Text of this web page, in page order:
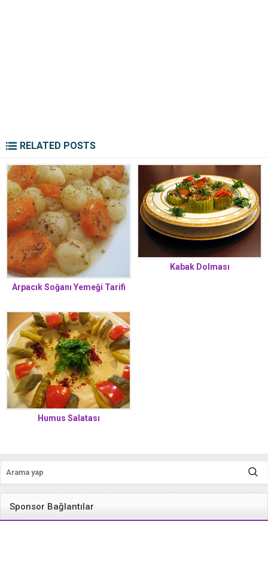
RELATED POSTS
Arpacık Soğanı Yemeği Tarifi
Kabak Dolması
Humus Salatası
Sponsor Bağlantılar